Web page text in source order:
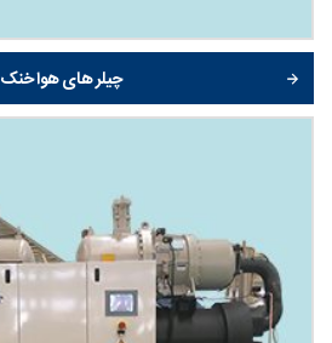
چیلر های هوا خنک